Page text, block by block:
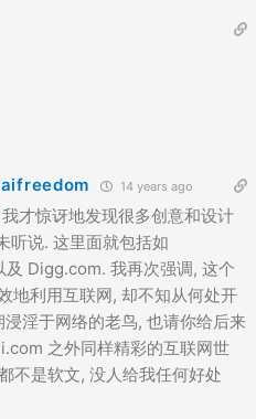
14 years ago
才惊讶地发现很多创意和设计
听说. 这里面就包括如
Digg.com. 我再次强调, 这个
地利用互联网, 却不知从何处开
淫于网络的老鸟, 也请你给后来
之外同样精彩的互联网世
不是软文, 没人给我任何好处